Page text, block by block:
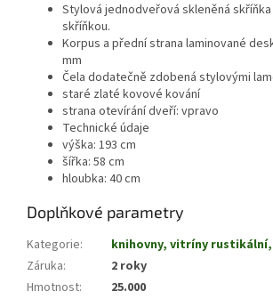
Stylová jednodveřová skleněná skříňka
skříňkou.
Korpus a přední strana laminované
mm
Čela dodatečně zdobená stylovými
staré zlaté kovové kování
strana otevírání dveří: vpravo
Technické údaje
výška: 193 cm
šířka: 58 cm
hloubka: 40 cm
Doplňkové parametry
Kategorie:
knihovny, vitríny
Záruka:
2 roky
Hmotnost:
25.000